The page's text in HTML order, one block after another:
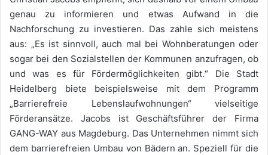
genau zu informieren und etwas Aufwand in die
Nachforschung zu investieren. Das zahle sich meistens
aus: „Es ist sinnvoll, auch mal bei Wohnberatungen oder
sogar bei den Sozialstellen der Kommunen anzufragen, ob
und was es für Fördermöglichkeiten gibt.“ Die Stadt
Heidelberg biete beispielsweise mit dem Programm
„Barrierefreie Lebenslaufwohnungen“ vielseitige
Förderansätze. Jacobs ist Geschäftsführer der Firma
GANG-WAY aus Magdeburg. Das Unternehmen nimmt sich
dem barrierefreien Umbau von Bädern an. Speziell für die